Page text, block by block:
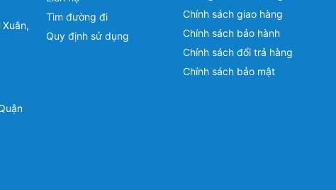
Tìm đường đi
Quy định sử dụng
Chính sách giao hàng
Chính sách bảo hành
Chính sách đổi trả hàng
Chính sách bảo mật